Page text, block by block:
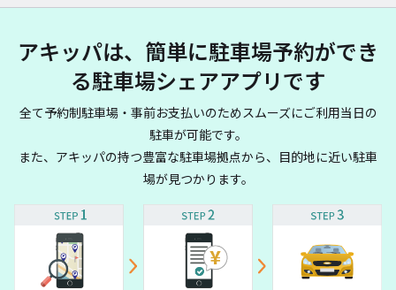
アキッパは、簡単に駐車場予約ができ
る駐車場シェアアプリです
全て予約制駐車場・事前お支払いのためスムーズにご利用当日の
駐車が可能です。
また、アキッパの持つ豊富な駐車場拠点から、目的地に近い駐車
場が見つかります。